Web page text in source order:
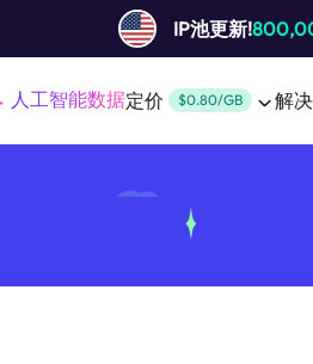
IP池更新!
人工智能数据定价 $0.80/GB 解